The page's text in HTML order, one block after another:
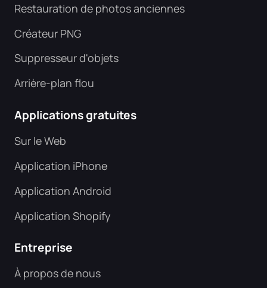
Restauration de photos anciennes
Créateur PNG
Suppresseur d'objets
Arrière-plan flou
Applications gratuites
Sur le Web
Application iPhone
Application Android
Application Shopify
Entreprise
À propos de nous